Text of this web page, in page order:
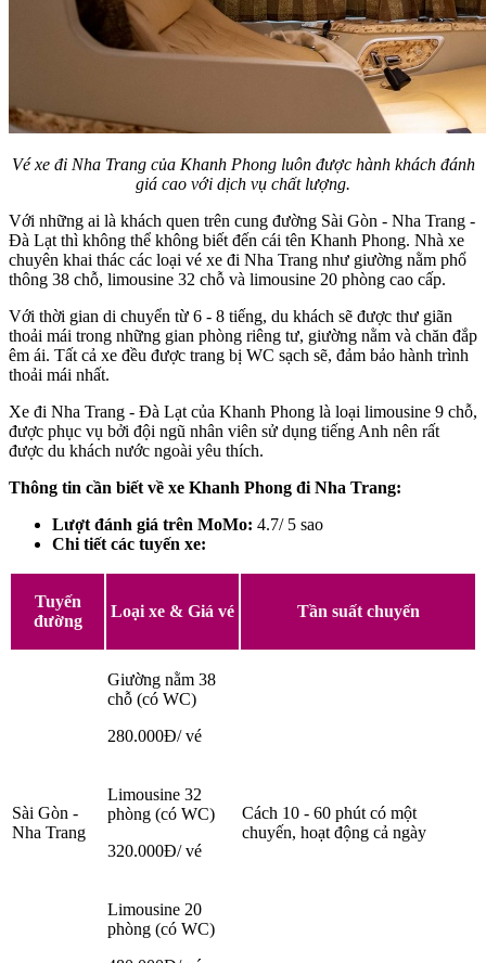
Vé xe đi Nha Trang của Khanh Phong luôn được hành khách đánh
giá cao với dịch vụ chất lượng.
Với những ai là khách quen trên cung đường Sài Gòn - Nha Trang -
Đà Lạt thì không thể không biết đến cái tên Khanh Phong. Nhà xe
chuyên khai thác các loại vé xe đi Nha Trang như giường nằm phổ
thông 38 chỗ, limousine 32 chỗ và limousine 20 phòng cao cấp.
Với thời gian di chuyển từ 6 - 8 tiếng, du khách sẽ được thư giãn
thoải mái trong những gian phòng riêng tư, giường nằm và chăn đắp
êm ái. Tất cả xe đều được trang bị WC sạch sẽ, đảm bảo hành trình
thoải mái nhất.
Xe đi Nha Trang - Đà Lạt của Khanh Phong là loại limousine 9 chỗ,
được phục vụ bởi đội ngũ nhân viên sử dụng tiếng Anh nên rất
được du khách nước ngoài yêu thích.
Thông tin cần biết về xe Khanh Phong đi Nha Trang:
Lượt đánh giá trên MoMo: 4.7/ 5 sao
Chi tiết các tuyến xe:
Tuyến
đường
Loại xe & Giá vé Tần suất chuyến
Sài Gòn -
Nha Trang
Giường nằm 38
chỗ (có WC)
280.000Đ/ vé
Cách 10 - 60 phút có một
chuyến, hoạt động cả ngày
Limousine 32
phòng (có WC)
320.000Đ/ vé
Limousine 20
phòng (có WC)